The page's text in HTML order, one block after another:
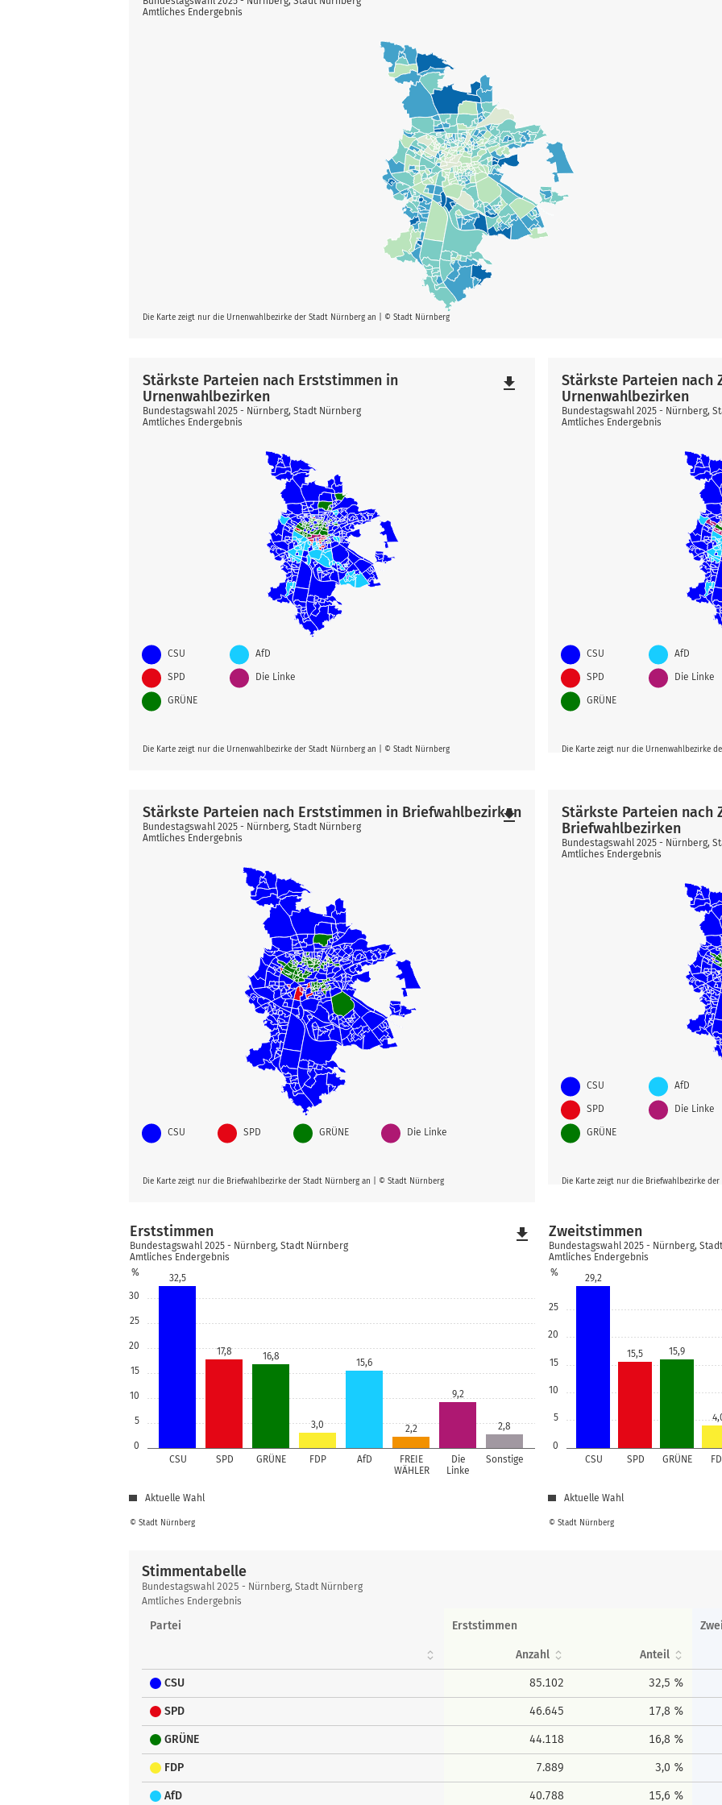
Die Karte zeigt nur die Urnenwahlbezirke der Stadt Nürnberg an | © Stadt Nürnberg
Amtliches Endergebnis
Die Karte zeigt nur die Urnenwahlbezirke der Stadt Nürnberg an | © Stadt Nürnberg
Stärkste Parteien nach Erststimmen in
Urnenwahlbezirken
Bundestagswahl 2025 - Nürnberg, Stadt Nürnberg
Amtliches Endergebnis
CSU
SPD
GRÜNE
AfD
Die Linke
file_download
Die Karte zeigt nur die Urnenwahlbezirke
Stärkste Parteien nach
Urnenwahlbezirken
Bundestagswahl 2025 - Nürnberg,
Amtliches Endergebnis
CSU
SPD
GRÜNE
AfD
Die Linke
Die Karte zeigt nur die Briefwahlbezirke der Stadt Nürnberg an | © Stadt Nürnberg
Stärkste Parteien nach Erststimmen in Briefwahlbezirken
Bundestagswahl 2025 - Nürnberg, Stadt Nürnberg
Amtliches Endergebnis
CSU SPD GRÜNE Die Linke
file_download
Die Karte zeigt nur die Briefwahlbezirke
Stärkste Parteien nach
Briefwahlbezirken
Bundestagswahl 2025 - Nürnberg,
Amtliches Endergebnis
CSU
SPD
GRÜNE
AfD
Die Linke
0
5
10
15
20
25
30
%
CSU SPD GRÜNE FDP AfD
FREIE
WÄHLER
Die
Linke
Sonstige
32,5
17,8 16,8
3,0
15,6
2,2
9,2
2,8
© Stadt Nürnberg
Erststimmen
Bundestagswahl 2025 - Nürnberg, Stadt Nürnberg
Amtliches Endergebnis
Aktuelle Wahl
file_download
0
5
10
15
20
25
%
CSU SPD GRÜNE
29,2
15,5 15,9
© Stadt Nürnberg
Zweitstimmen
Bundestagswahl 2025 - Nürnberg,
Amtliches Endergebnis
Aktuelle Wahl
Stimmentabelle
Stimmentabelle
Bundestagswahl 2025 - Nürnberg, Stadt Nürnberg
Amtliches Endergebnis
Partei Erststimmen
Anzahl Anteil
CSU 85.102 32,5 %
SPD 46.645 17,8 %
GRÜNE 44.118 16,8 %
FDP 7.889 3,0 %
AfD 40.788 15,6 %